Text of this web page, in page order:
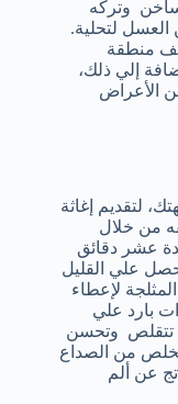
وتركه
من العسل لتحلية.
منطقة
إلي ذلك،
الأعراض
لتقديم إغاثة
من خلال
عشر دقائق
علي القليل
لإعطاء
بارد علي
تتقلص وتحسن
من الصداع
عن ألم